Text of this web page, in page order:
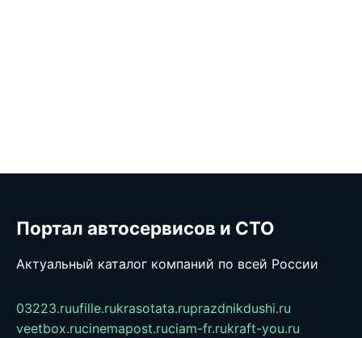
Портал автосервисов и СТО
Актуальный каталог компаний по всей России
03223.ruufille.rukrasotata.ruprazdnikdushi.ru
veetbox.rucinemapost.ruciam-fr.rukraft-you.ru